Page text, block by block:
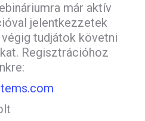
már aktív
jelentkezzetek
tudjátok követni
Regisztrációhoz